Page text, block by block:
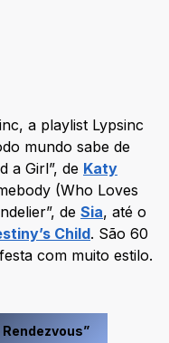
a playlist Lypsinc
mundo sabe de
a Girl”, de Katy
(Who Loves
de Sia, até o
Child. São 60
com muito estilo.